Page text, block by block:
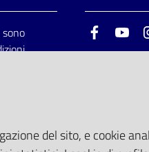
Facebook
del sito, e cookie